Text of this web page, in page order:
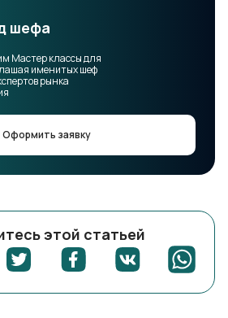
шефа
Мастер классы для
именитых шеф
рынка
Оформить заявку
этой статьей